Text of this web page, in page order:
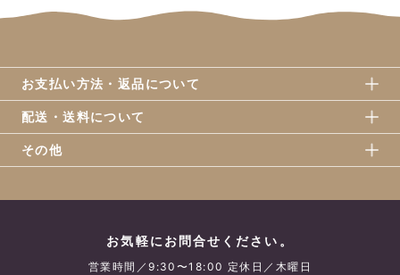
お支払い方法・返品について
配送・送料について
その他
お気軽にお問合せください。
営業時間／9:30〜18:00 定休日／木曜日